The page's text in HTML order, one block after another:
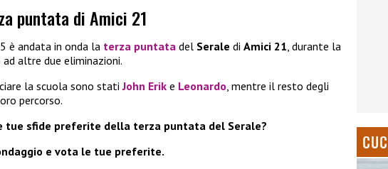
puntata di Amici 21
è andata in onda la terza puntata del Serale di Amici 21, durante la
altre due eliminazioni.
la scuola sono statiJohn Erik e Leonardo, mentre il resto degli
percorso.
tue sfide preferite della terza puntata del Serale?
e vota le tue preferite.